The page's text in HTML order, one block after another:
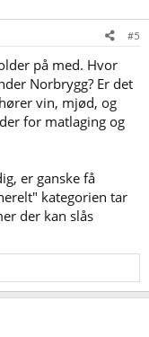
#5
på med. Hvor
Norbrygg? Er det
vin, mjød, og
for matlaging og
er ganske få
kategorien tar
der kan slås